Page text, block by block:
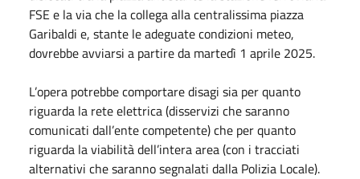
FSE e la via che la collega alla centralissima piazza
Garibaldi e, stante le adeguate condizioni meteo,
dovrebbe avviarsi a partire da martedì 1 aprile 2025.
L’opera potrebbe comportare disagi sia per quanto
riguarda la rete elettrica (disservizi che saranno
comunicati dall’ente competente) che per quanto
riguarda la viabilità dell’intera area (con i tracciati
alternativi che saranno segnalati dalla Polizia Locale).